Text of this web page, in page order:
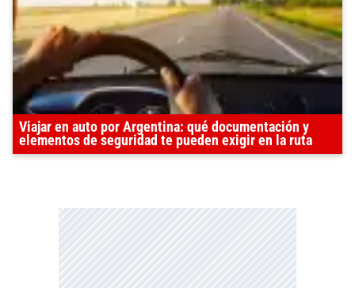
Viajar en auto por Argentina: qué documentación y
elementos de seguridad te pueden exigir en la ruta